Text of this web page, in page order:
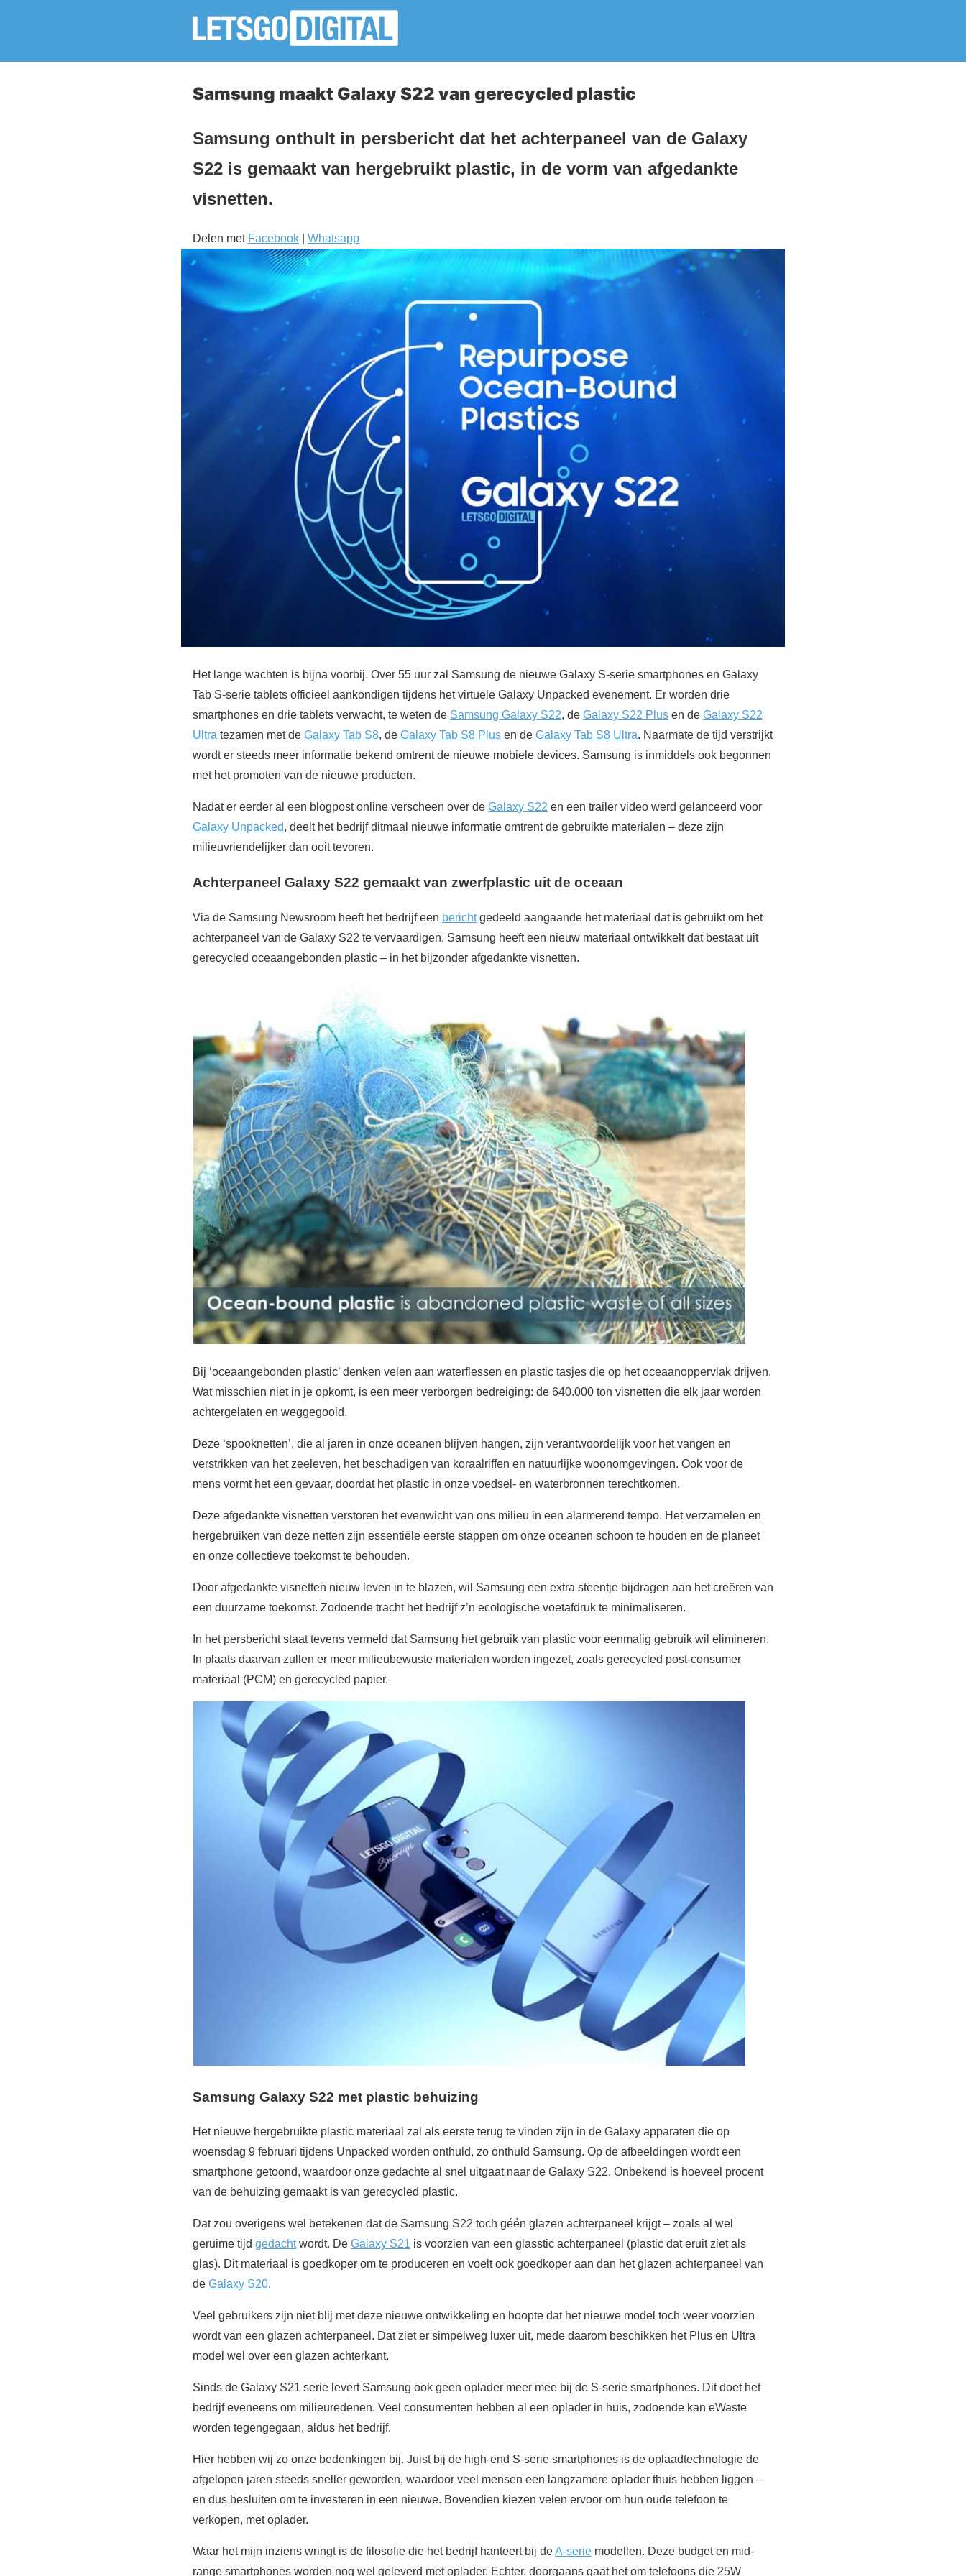
Samsung maakt Galaxy S22 van gerecycled plastic
Samsung onthult in persbericht dat het achterpaneel van de Galaxy
S22 is gemaakt van hergebruikt plastic, in de vorm van afgedankte
visnetten.
Delen met Facebook Whatsapp
Het lange wachten is bijna voorbij. Over 55 uur zal Samsung de nieuwe Galaxy S-serie smartphones en Galaxy
Tab S-serie tablets officieel aankondigen tijdens het virtuele Galaxy Unpacked evenement. Er worden drie
smartphones en drie tablets verwacht, te weten de Samsung Galaxy S22, de Galaxy S22 Plus en de Galaxy S22
Ultra tezamen met de Galaxy Tab S8, de Galaxy Tab S8 Plus en de Galaxy Tab S8 Ultra. Naarmate de tijd verstrijkt
wordt er steeds meer informatie bekend omtrent de nieuwe mobiele devices. Samsung is inmiddels ook begonnen
met het promoten van de nieuwe producten.
Nadat er eerder al een blogpost online verscheen over de Galaxy S22 en een trailer video werd gelanceerd voor
Galaxy Unpacked, deelt het bedrijf ditmaal nieuwe informatie omtrent de gebruikte materialen – deze zijn
milieuvriendelijker dan ooit tevoren.
Achterpaneel Galaxy S22 gemaakt van zwerfplastic uit de oceaan
Via de Samsung Newsroom heeft het bedrijf een berichtgedeeld aangaande het materiaal dat is gebruikt om het
achterpaneel van de Galaxy S22 te vervaardigen. Samsung heeft een nieuw materiaal ontwikkelt dat bestaat uit
gerecycled oceaangebonden plastic – in het bijzonder afgedankte visnetten.
Bij ‘oceaangebonden plastic’ denken velen aan waterflessen en plastic tasjes die op het oceaanoppervlak drijven.
Wat misschien niet in je opkomt, is een meer verborgen bedreiging: de 640.000 ton visnetten die elk jaar worden
achtergelaten en weggegooid.
Deze ‘spooknetten’, die al jaren in onze oceanen blijven hangen, zijn verantwoordelijk voor het vangen en
verstrikken van het zeeleven, het beschadigen van koraalriffen en natuurlijke woonomgevingen. Ook voor de
mens vormt het een gevaar, doordat het plastic in onze voedsel- en waterbronnen terechtkomen.
Deze afgedankte visnetten verstoren het evenwicht van ons milieu in een alarmerend tempo. Het verzamelen en
hergebruiken van deze netten zijn essentiële eerste stappen om onze oceanen schoon te houden en de planeet
en onze collectieve toekomst te behouden.
Door afgedankte visnetten nieuw leven in te blazen, wil Samsung een extra steentje bijdragen aan het creëren van
een duurzame toekomst. Zodoende tracht het bedrijf z’n ecologische voetafdruk te minimaliseren.
In het persbericht staat tevens vermeld dat Samsung het gebruik van plastic voor eenmalig gebruik wil elimineren.
In plaats daarvan zullen er meer milieubewuste materialen worden ingezet, zoals gerecycled post-consumer
materiaal (PCM) en gerecycled papier.
Samsung Galaxy S22 met plastic behuizing
Het nieuwe hergebruikte plastic materiaal zal als eerste terug te vinden zijn in de Galaxy apparaten die op
woensdag 9 februari tijdens Unpacked worden onthuld, zo onthuld Samsung. Op de afbeeldingen wordt een
smartphone getoond, waardoor onze gedachte al snel uitgaat naar de Galaxy S22. Onbekend is hoeveel procent
van de behuizing gemaakt is van gerecycled plastic.
Dat zou overigens wel betekenen dat de Samsung S22 toch géén glazen achterpaneel krijgt – zoals al wel
geruime tijd gedachtwordt. De Galaxy S21 is voorzien van een glasstic achterpaneel (plastic dat eruit ziet als
glas). Dit materiaal is goedkoper om te produceren en voelt ook goedkoper aan dan het glazen achterpaneel van
de Galaxy S20.
Veel gebruikers zijn niet blij met deze nieuwe ontwikkeling en hoopte dat het nieuwe model toch weer voorzien
wordt van een glazen achterpaneel. Dat ziet er simpelweg luxer uit, mede daarom beschikken het Plus en Ultra
model wel over een glazen achterkant.
Sinds de Galaxy S21 serie levert Samsung ook geen oplader meer mee bij de S-serie smartphones. Dit doet het
bedrijf eveneens om milieuredenen. Veel consumenten hebben al een oplader in huis, zodoende kan eWaste
worden tegengegaan, aldus het bedrijf.
Hier hebben wij zo onze bedenkingen bij. Juist bij de high-end S-serie smartphones is de oplaadtechnologie de
afgelopen jaren steeds sneller geworden, waardoor veel mensen een langzamere oplader thuis hebben liggen –
en dus besluiten om te investeren in een nieuwe. Bovendien kiezen velen ervoor om hun oude telefoon te
verkopen, met oplader.
Waar het mijn inziens wringt is de filosofie die het bedrijf hanteert bij deA-serie modellen. Deze budget en mid-
range smartphones worden nog wel geleverd met oplader. Echter, doorgaans gaat het om telefoons die 25W